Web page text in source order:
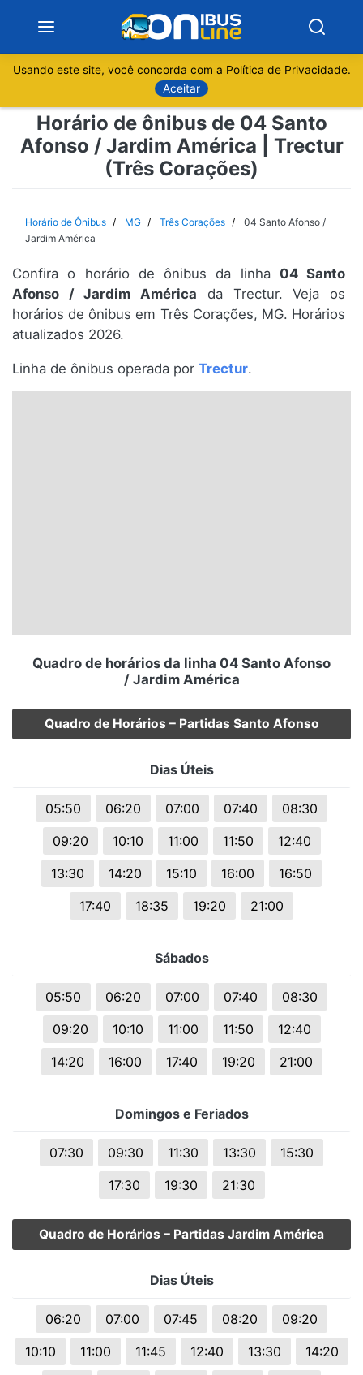
Sobre
Minas Gerais
Espírito Santo
Paraná
Santa Catarina
Usando este site, você concorda com a Política de Privacidade.
Aceitar
Horário de ônibus de 04 Santo
Afonso / Jardim América | Trectur
(Três Corações)
Horário de Ônibus MG Três Corações
04 Santo Afonso /
Jardim América
Confira o horário de ônibus da linha 04 Santo
Afonso / Jardim América da Trectur. Veja os
horários de ônibus em Três Corações, MG. Horários
atualizados 2026.
Linha de ônibus operada por Trectur.
Quadro de horários da linha 04 Santo Afonso
/ Jardim América
Quadro de Horários – Partidas Santo Afonso
Dias Úteis
05:50 06:20 07:00 07:40
08:30
09:20
10:10 11:00 11:50
12:40
13:30
14:20 15:10 16:00
16:50
17:40
18:35 19:20 21:00
Sábados
05:50 06:20 07:00 07:40
08:30
09:20
10:10 11:00 11:50
12:40
14:20
16:00 17:40 19:20 21:00
Domingos e Feriados
07:30 09:30 11:30 13:30
15:30
17:30
19:30 21:30
Quadro de Horários – Partidas Jardim América
Dias Úteis
06:20 07:00 07:45 08:20
09:20
10:10
11:00 11:45 12:40 13:30
14:20